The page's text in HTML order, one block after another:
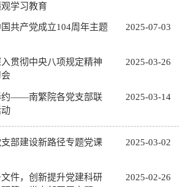
学习教育
共产党成立104周年主题
2025-07-03
贯彻中央八项规定精神
2025-03-26
约——南繁院各党支部联
2025-03-14
部建设新路径专题党课
2025-03-02
件，创新提升党建科研
2025-02-26